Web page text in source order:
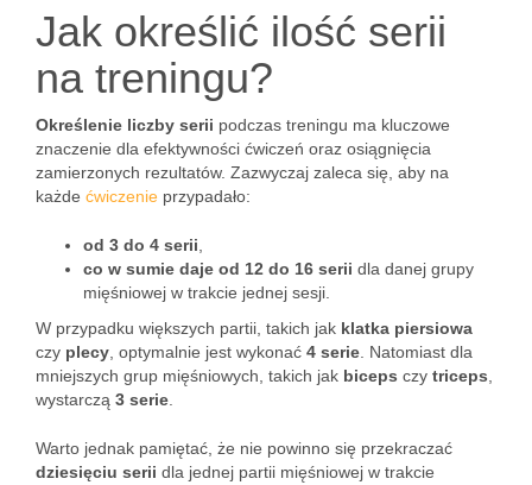
Jak określić ilość serii
na treningu?
Określenie liczby serii podczas treningu ma kluczowe
znaczenie dla efektywności ćwiczeń oraz osiągnięcia
zamierzonych rezultatów. Zazwyczaj zaleca się, aby na
każde ćwiczenie przypadało:
od 3 do 4 serii
co w sumie daje od 12 do 16 serii dla danej grupy
mięśniowej w trakcie jednej sesji.
W przypadku większych partii, takich jak klatka piersiowa
czy plecy , optymalnie jest wykonać 4 serie . Natomiast dla
mniejszych grup mięśniowych, takich jak biceps czy triceps
wystarczą 3 serie
Warto jednak pamiętać, że nie powinno się przekraczać
dziesięciu serii dla jednej partii mięśniowej w trakcie